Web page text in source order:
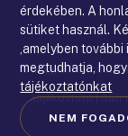
cím
© Magyar Nemzeti
tájékoztató|Süti
érdekében. A
sütiket használ.
,amelyben
megtudhatja,
tájékoztatónkat
NEM